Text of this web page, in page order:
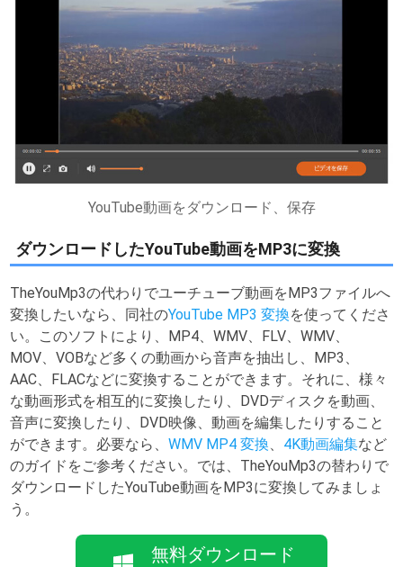
YouTube動画をダウンロード、保存
ダウンロードしたYouTube動画をMP3に変換
TheYouMp3の代わりでユーチューブ動画をMP3ファイルへ
変換したいなら、同社のYouTube MP3 変換を使ってくださ
い。このソフトにより、MP4、WMV、FLV、WMV、
MOV、VOBなど多くの動画から音声を抽出し、MP3、
AAC、FLACなどに変換することができます。それに、様々
な動画形式を相互的に変換したり、DVDディスクを動画、
音声に変換したり、DVD映像、動画を編集したりすること
ができます。必要なら、WMV MP4 変換 4K動画編集など
のガイドをご参考ください。では、TheYouMp3の替わりで
ダウンロードしたYouTube動画をMP3に変換してみましょ
う。
無料ダウンロード